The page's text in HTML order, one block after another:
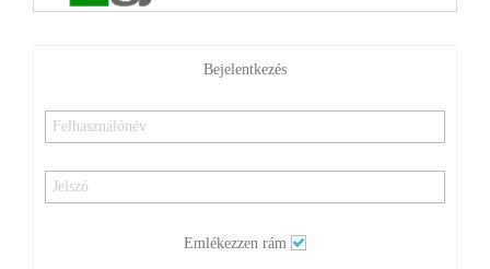
Bejelentkezés
Emlékezzen rám